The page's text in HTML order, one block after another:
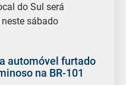
do Sul será
sábado
automóvel furtado
na BR-101